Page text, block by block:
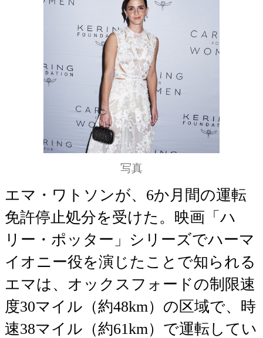
写真
エマ・ワトソンが、6か月間の運転
免許停止処分を受けた。映画「ハ
リー・ポッター」シリーズでハーマ
イオニー役を演じたことで知られる
エマは、オックスフォードの制限速
度30マイル（約48km）の区域で、時
速38マイル（約61km）で運転してい